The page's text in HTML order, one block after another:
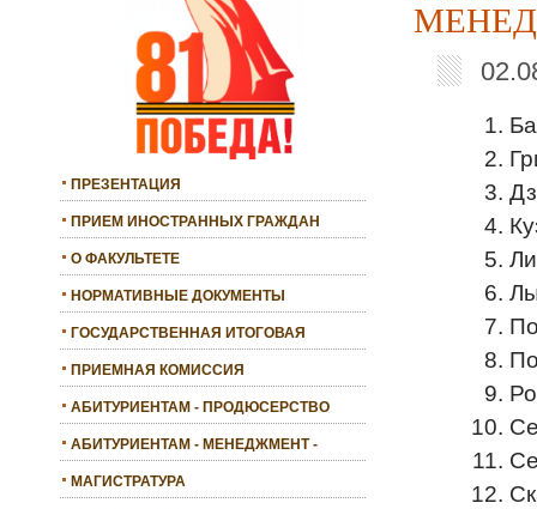
ПРЕЗЕНТАЦИЯ
ПРИЕМ ИНОСТРАННЫХ ГРАЖДАН
О ФАКУЛЬТЕТЕ
НОРМАТИВНЫЕ ДОКУМЕНТЫ
ГОСУДАРСТВЕННАЯ ИТОГОВАЯ
ПРИЕМНАЯ КОМИССИЯ
АБИТУРИЕНТАМ - ПРОДЮСЕРСТВО
АБИТУРИЕНТАМ - МЕНЕДЖМЕНТ -
МАГИСТРАТУРА